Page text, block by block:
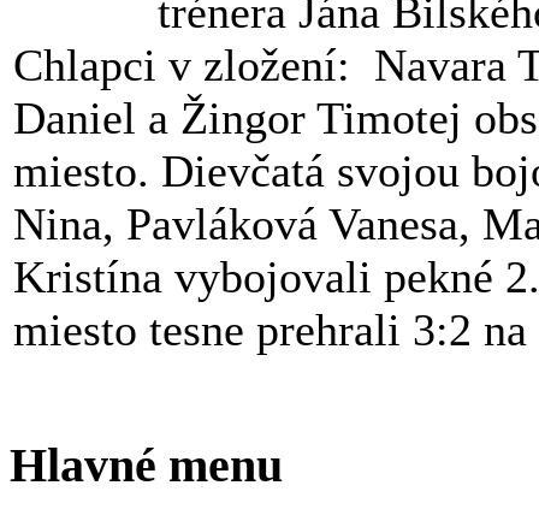
trénera Jána
Chlapci v zložení: Navara
Daniel a Žingor Timotej
miesto. Dievčatá svojou
Nina, Pavláková Vanesa,
Kristína vybojovali pekné
miesto tesne prehrali 3:2
Hlavné menu